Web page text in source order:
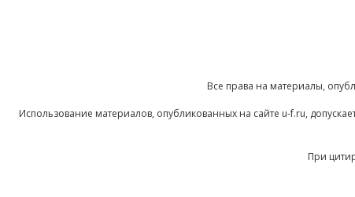
Все права на материалы,
Использование материалов, опубликованных на сайте u-f.ru,
При